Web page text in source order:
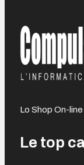
Lo Shop On-
Le top